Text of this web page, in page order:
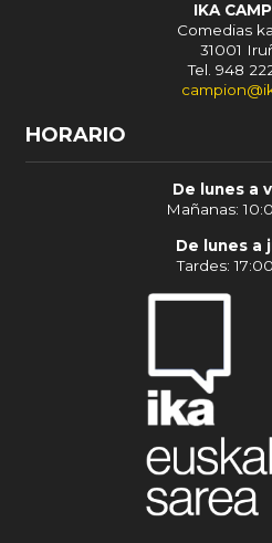
IKA
Comedias
31001
Tel. 948
HORARIO
De lunes a
Mañanas:
De lunes a
Tardes: